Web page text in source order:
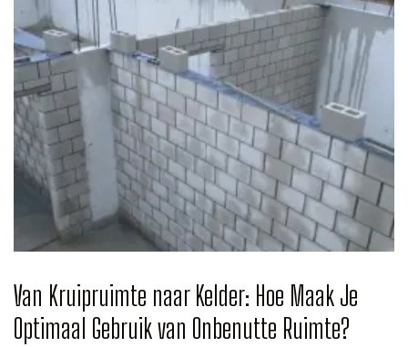
Van Kruipruimte naar Kelder: Hoe Maak Je
Optimaal Gebruik van Onbenutte Ruimte?